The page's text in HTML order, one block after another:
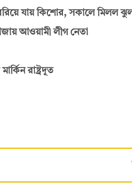
যায় কিশোর, সকালে মিলল
আওয়ামী লীগ নেতা
রাষ্ট্রদূত